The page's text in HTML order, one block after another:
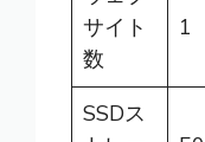
サイト
数
1
SSDス